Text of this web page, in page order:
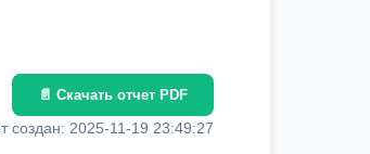
📄 Скачать отчет PDF
создан: 2025-11-19 23:49:27